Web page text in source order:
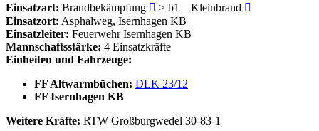
Einsatzart: Brandbekämpfung
> b1 – Kleinbrand
Einsatzort: Asphalweg, Isernhagen KB
Einsatzleiter: Feuerwehr Isernhagen KB
Mannschaftsstärke: 4 Einsatzkräfte
Einheiten und Fahrzeuge:
FF Altwarmbüchen: DLK 23/12
FF Isernhagen KB
Weitere Kräfte: RTW Großburgwedel 30-83-1